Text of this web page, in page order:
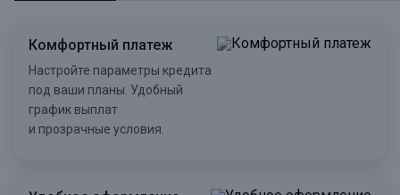
Комфортный платеж
Настройте параметры кредита
под ваши планы. Удобный
график выплат
и прозрачные условия.